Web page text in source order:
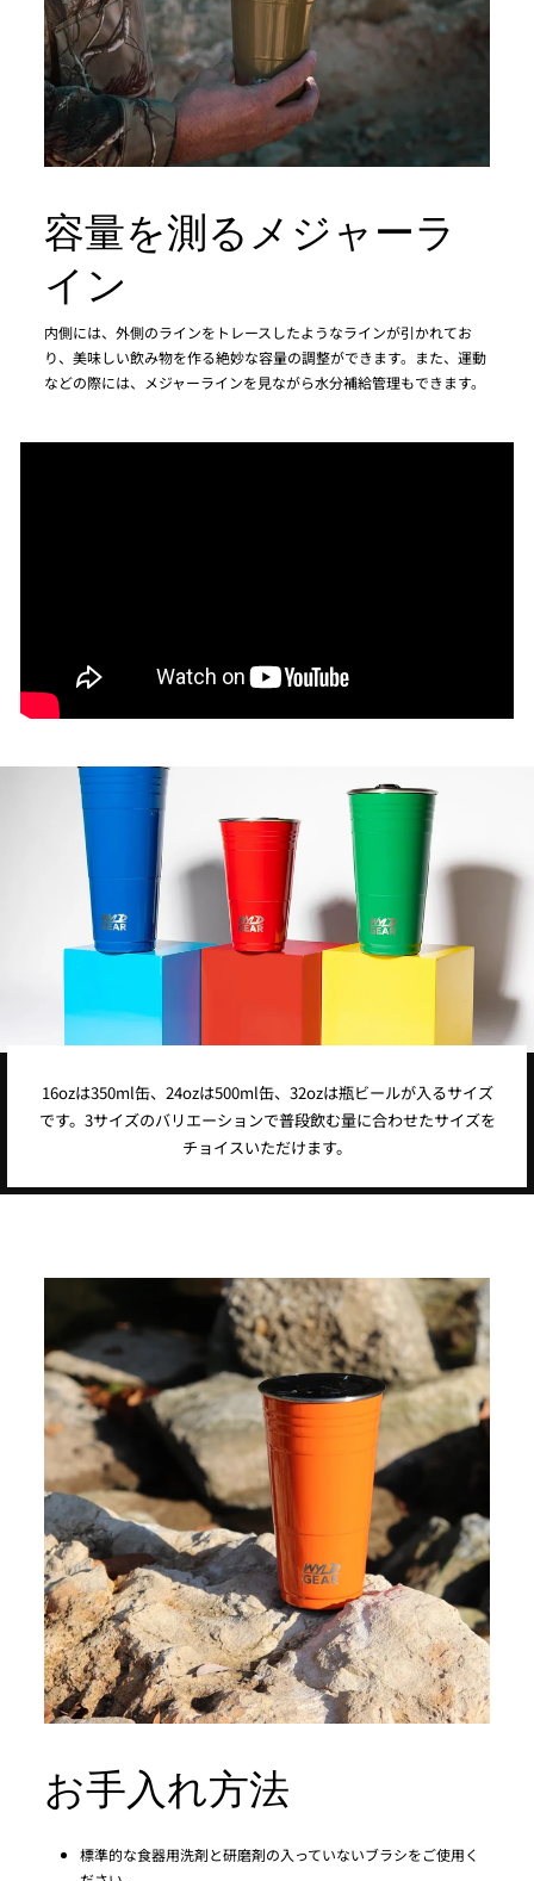
容量を測るメジャーラ
イン
内側には、外側のラインをトレースしたようなラインが引かれてお
り、美味しい飲み物を作る絶妙な容量の調整ができます。また、運動
などの際には、メジャーラインを見ながら水分補給管理もできます。
16ozは350ml缶、24ozは500ml缶、32ozは瓶ビールが入るサイズ
です。3サイズのバリエーションで普段飲む量に合わせたサイズを
チョイスいただけます。
お手入れ方法
標準的な食器用洗剤と研磨剤の入っていないブラシをご使用く